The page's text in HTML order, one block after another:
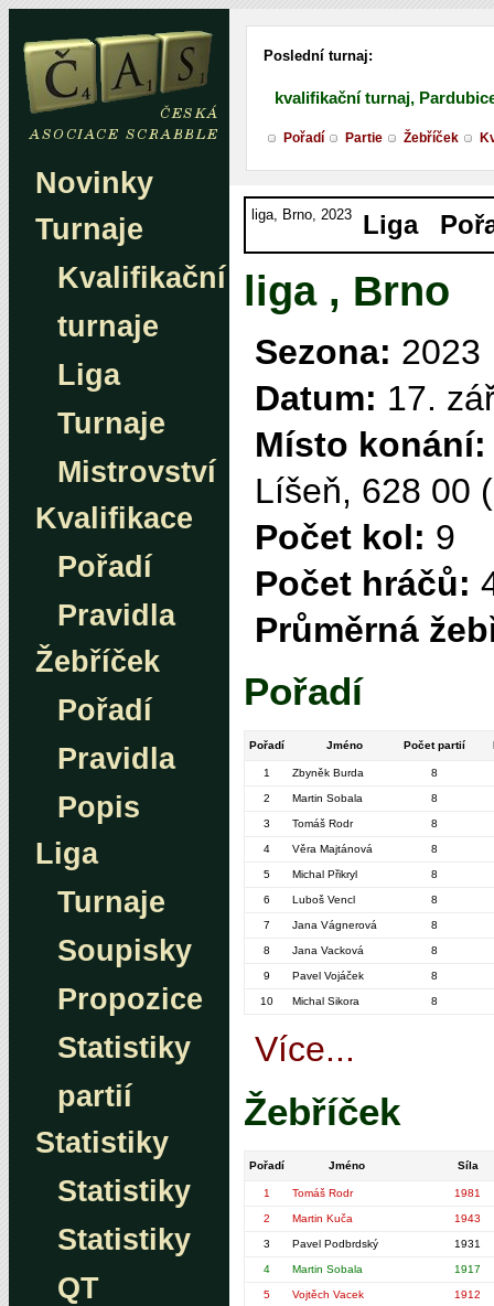
Novinky
Turnaje
Kvalifikační
turnaje
Liga
Turnaje
Mistrovství
Kvalifikace
Pořadí
Pravidla
Žebříček
Pořadí
Pravidla
Popis
Liga
Turnaje
Soupisky
Propozice
Statistiky
partií
Statistiky
Statistiky
Statistiky
QT
Poslední turnaj:
kvalifikační turnaj,
Pořadí Partie Žebříček
liga, Brno, 2023 Liga
liga , Brno
Sezona: 2023
Datum: 17.
Místo konání:
Líšeň, 628 00
Počet kol: 9
Počet hráčů:
Průměrná
Pořadí
Pořadí Jméno Počet partií
1 Zbyněk Burda 8
2 Martin Sobala 8
3 Tomáš Rodr 8
4 Věra Majtánová 8
5 Michal Přikryl 8
6 Luboš Vencl 8
7 Jana Vágnerová 8
8 Jana Vacková 8
9 Pavel Vojáček 8
10 Michal Sikora 8
Více...
Žebříček
Pořadí Jméno Síla
1 Tomáš Rodr 1981
2 Martin Kuča 1943
3 Pavel Podbrdský 1931
4 Martin Sobala 1917
5 Vojtěch Vacek 1912